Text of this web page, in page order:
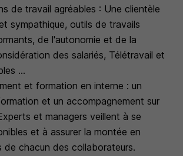
de travail agréables : Une clientèle
sympathique, outils de travails
de l'autonomie et de la
des salariés, Télétravail et
...
et formation en interne : un
et un accompagnement sur
et managers veillent à se
et à assurer la montée en
de chacun des collaborateurs.